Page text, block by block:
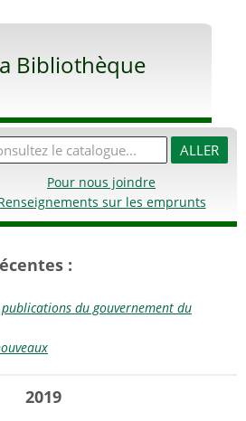
Bibliothèque
Pour nous joindre
sur les emprunts
:
du gouvernement du
2019